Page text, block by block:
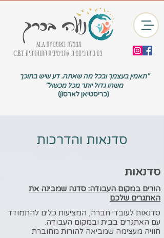
"תאמין בעצמך ובכל מה שאתה. דע שיש בתוכך
משהו גדול יותר מכל מכשול"
(כריסטיאן לארסוןׂׂׂׂ)
סדנאות והדרכות
סדנאות​​​​​​​​​​​​​​​​​​​
הורים במקום העבודה: סדנה שמבינה את
האתגרים שלכם
סדנאות לעובדי חברה, המציעות כלים להתמודד
עם האתגרים בבית ובמקום העבודה.
חוויה מעצימה שמביאה להורות מחוברת